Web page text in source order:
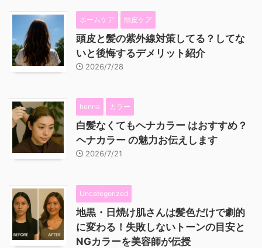
ホームケア 頭皮ケア
頭皮と髪の紫外線対策してる？してな
いと後悔するデメリット紹介
2026/7/28
henna カラー
白髪なくてもヘナカラー はおすすめ？
ヘナカラー の魅力お伝えします
2026/7/21
Uncategorized
地黒・日焼け肌さんは髪色だけで劇的
に変わる！失敗しないトーンの目安と
NGカラーを美容師が伝授